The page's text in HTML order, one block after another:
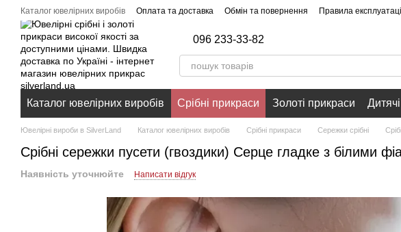
Перейти до основного контенту
Каталог ювелірних виробів Оплата та доставка Обмін та повернення Правила
096 233-33-82
Каталог ювелірних виробів Срібні прикраси Золоті прикраси
Ювелірні вироби в SilverLand Каталог ювелірних виробів Срібні прикраси Сережки срібні
Срібні сережки пусети (гвоздики) Серце гладке з білими
Наявність уточнюйте Написати відгук